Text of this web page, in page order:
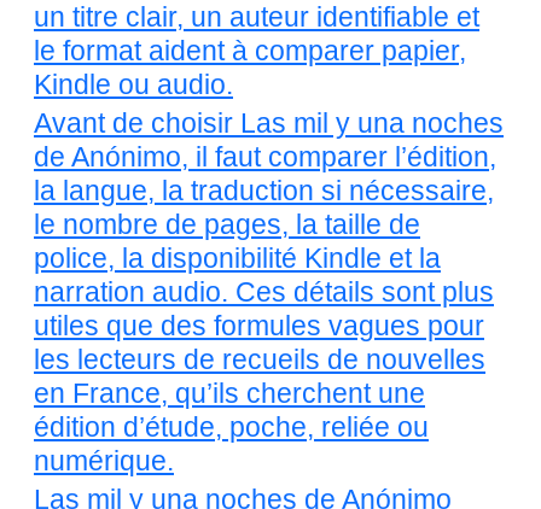
un titre clair, un auteur identifiable et
le format aident à comparer papier,
Kindle ou audio.
Avant de choisir Las mil y una noches
de Anónimo, il faut comparer l’édition,
la langue, la traduction si nécessaire,
le nombre de pages, la taille de
police, la disponibilité Kindle et la
narration audio. Ces détails sont plus
utiles que des formules vagues pour
les lecteurs de recueils de nouvelles
en France, qu’ils cherchent une
édition d’étude, poche, reliée ou
numérique.
Las mil y una noches de Anónimo